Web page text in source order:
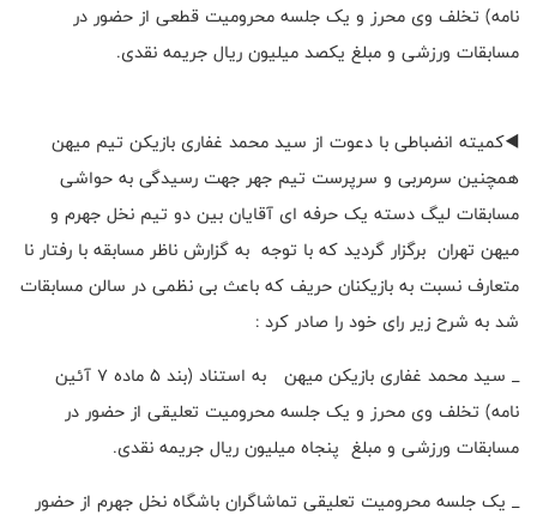
نامه) تخلف وی محرز و یک جلسه محرومیت قطعی از حضور در
مسابقات ورزشی و مبلغ یکصد میلیون ریال جریمه نقدی.
◀️کمیته انضباطی با دعوت از سید محمد غفاری بازیکن تیم میهن
همچنین سرمربی و سرپرست تیم جهر جهت رسیدگی به حواشی
مسابقات لیگ دسته یک حرفه ای آقایان بین دو تیم نخل جهرم و
میهن تهران برگزار گردید که با توجه به گزارش ناظر مسابقه با رفتار نا
متعارف نسبت به بازیکنان حریف که باعث بی نظمی در سالن مسابقات
شد به شرح زیر رای خود را صادر کرد :
_ سید محمد غفاری بازیکن میهن به استناد (بند 5 ماده 7 آئین
نامه) تخلف وی محرز و یک جلسه محرومیت تعلیقی از حضور در
مسابقات ورزشی و مبلغ پنجاه میلیون ریال جریمه نقدی.
_ یک جلسه محرومیت تعلیقی تماشاگران باشگاه نخل جهرم از حضور